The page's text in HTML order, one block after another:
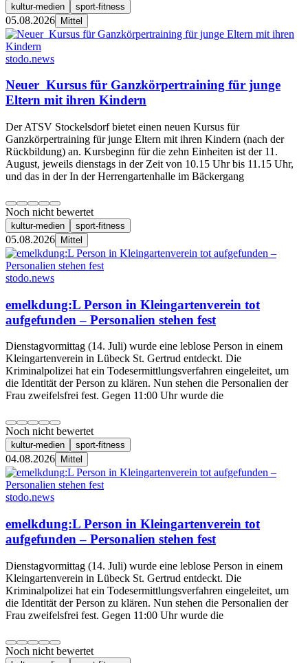
kultur-medien sport-fitness
05.08.2026 Mittel
stodo.news
Neuer Kursus für Ganzkörpertraining für junge
Eltern mit ihren Kindern
Der ATSV Stockelsdorf bietet einen neuen Kursus für
Ganzkörpertraining für junge Eltern mit ihren Kindern (nach der
Rückbildung) an. Kursbeginn für die zehn Einheiten ist der 11.
August, jeweils dienstags in der Zeit von 10.15 Uhr bis 11.15 Uhr,
und das in der In der Herrengartenhalle im Bäckergang
Noch nicht bewertet
kultur-medien sport-fitness
05.08.2026 Mittel
stodo.news
emelkdung:L Person in Kleingartenverein tot
aufgefunden – Personalien stehen fest
Dienstagvormittag (14. Juli) wurde eine leblose Person in einem
Kleingartenverein in Lübeck St. Gertrud entdeckt. Die
Kriminalpolizei hat ein Todesermittlungsverfahren eingeleitet, um
die Identität der Person zu klären. Nun stehen die Personalien der
Frau zweifelsfrei fest. Gegen 11:00 Uhr wurde die
Noch nicht bewertet
kultur-medien sport-fitness
04.08.2026 Mittel
stodo.news
emelkdung:L Person in Kleingartenverein tot
aufgefunden – Personalien stehen fest
Dienstagvormittag (14. Juli) wurde eine leblose Person in einem
Kleingartenverein in Lübeck St. Gertrud entdeckt. Die
Kriminalpolizei hat ein Todesermittlungsverfahren eingeleitet, um
die Identität der Person zu klären. Nun stehen die Personalien der
Frau zweifelsfrei fest. Gegen 11:00 Uhr wurde die
Noch nicht bewertet